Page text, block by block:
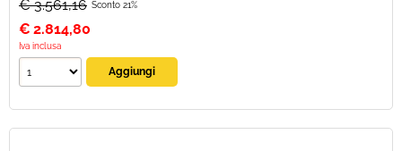
€ 3.561,16 Sconto 21%
€ 2.814,80
Iva inclusa